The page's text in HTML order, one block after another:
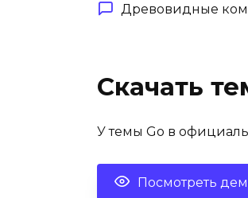
Древовидные
Скачать
У темы Go в
Посмотреть